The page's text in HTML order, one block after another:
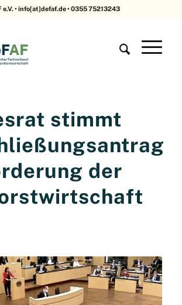
e.V. • info[at]defaf.de • 0355 75213243
stimmt
der